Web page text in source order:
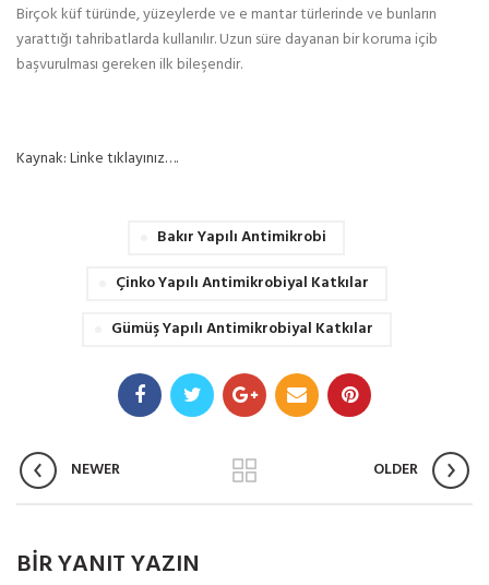
Birçok küf türünde, yüzeylerde ve e mantar türlerinde ve bunların
yarattığı tahribatlarda kullanılır. Uzun süre dayanan bir koruma içib
başvurulması gereken ilk bileşendir.
Kaynak: Linke tıklayınız….
Bakır Yapılı Antimikrobi
Çinko Yapılı Antimikrobiyal Katkılar
Gümüş Yapılı Antimikrobiyal Katkılar
NEWER OLDER
BIR YANIT YAZIN